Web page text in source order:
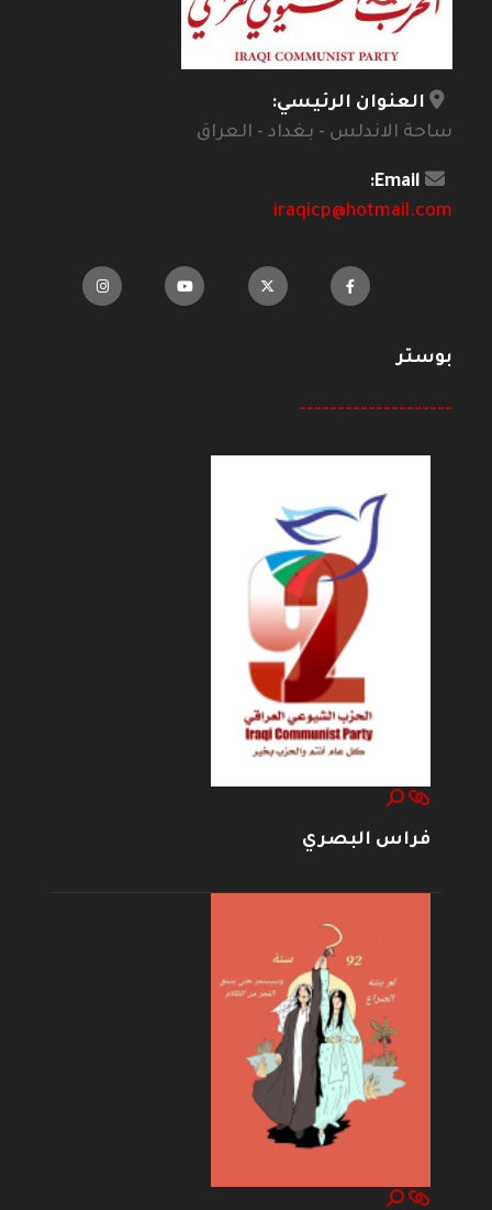
العنوان الرئيسي:
ساحة الاندلس - بغداد - العراق
Email:
iraqicp@hotmail.com
بوستر
--------------------
فراس البصري